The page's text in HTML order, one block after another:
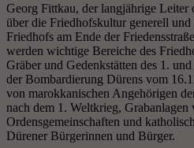
Georg Fittkau, der langjährige Leiter
über die Friedhofskultur generell
Friedhofs am Ende der
werden wichtige Bereiche des
Gräber und Gedenkstätten des 1.
der Bombardierung Dürens vom
von marokkanischen Angehörigen
nach dem 1. Weltkrieg, Grabanlagen
Ordensgemeinschaften und
Dürener Bürgerinnen und Bürger.